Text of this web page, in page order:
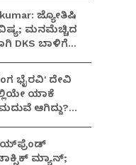
ಜ್ಯೋತಿಷಿ
ಮನಮೆಚ್ಚಿದ
DKS ಬಾಳಿಗೆ
ಭೈರವಿ' ದೇವಿ
ಯಾಕೆ
ಆಗಿದ್ದು?
ಮ್ಯಾನ್;